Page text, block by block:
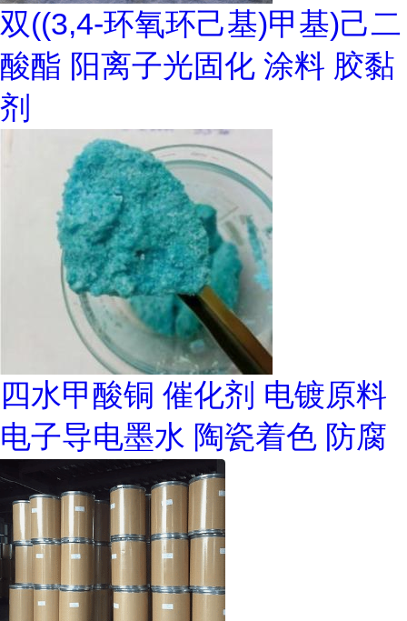
双((3,4-环氧环己基)甲基)己二
酸酯 阳离子光固化 涂料 胶黏
剂
四水甲酸铜 催化剂 电镀原料
电子导电墨水 陶瓷着色 防腐